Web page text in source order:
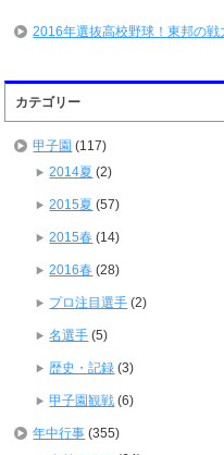
2016年選抜高校野球！東邦の
カテゴリー
甲子園 (117)
2014夏 (2)
2015夏 (57)
2015春 (14)
2016春 (28)
プロ注目選手 (2)
名選手 (5)
歴史・記録 (3)
甲子園観戦 (6)
年中行事 (355)